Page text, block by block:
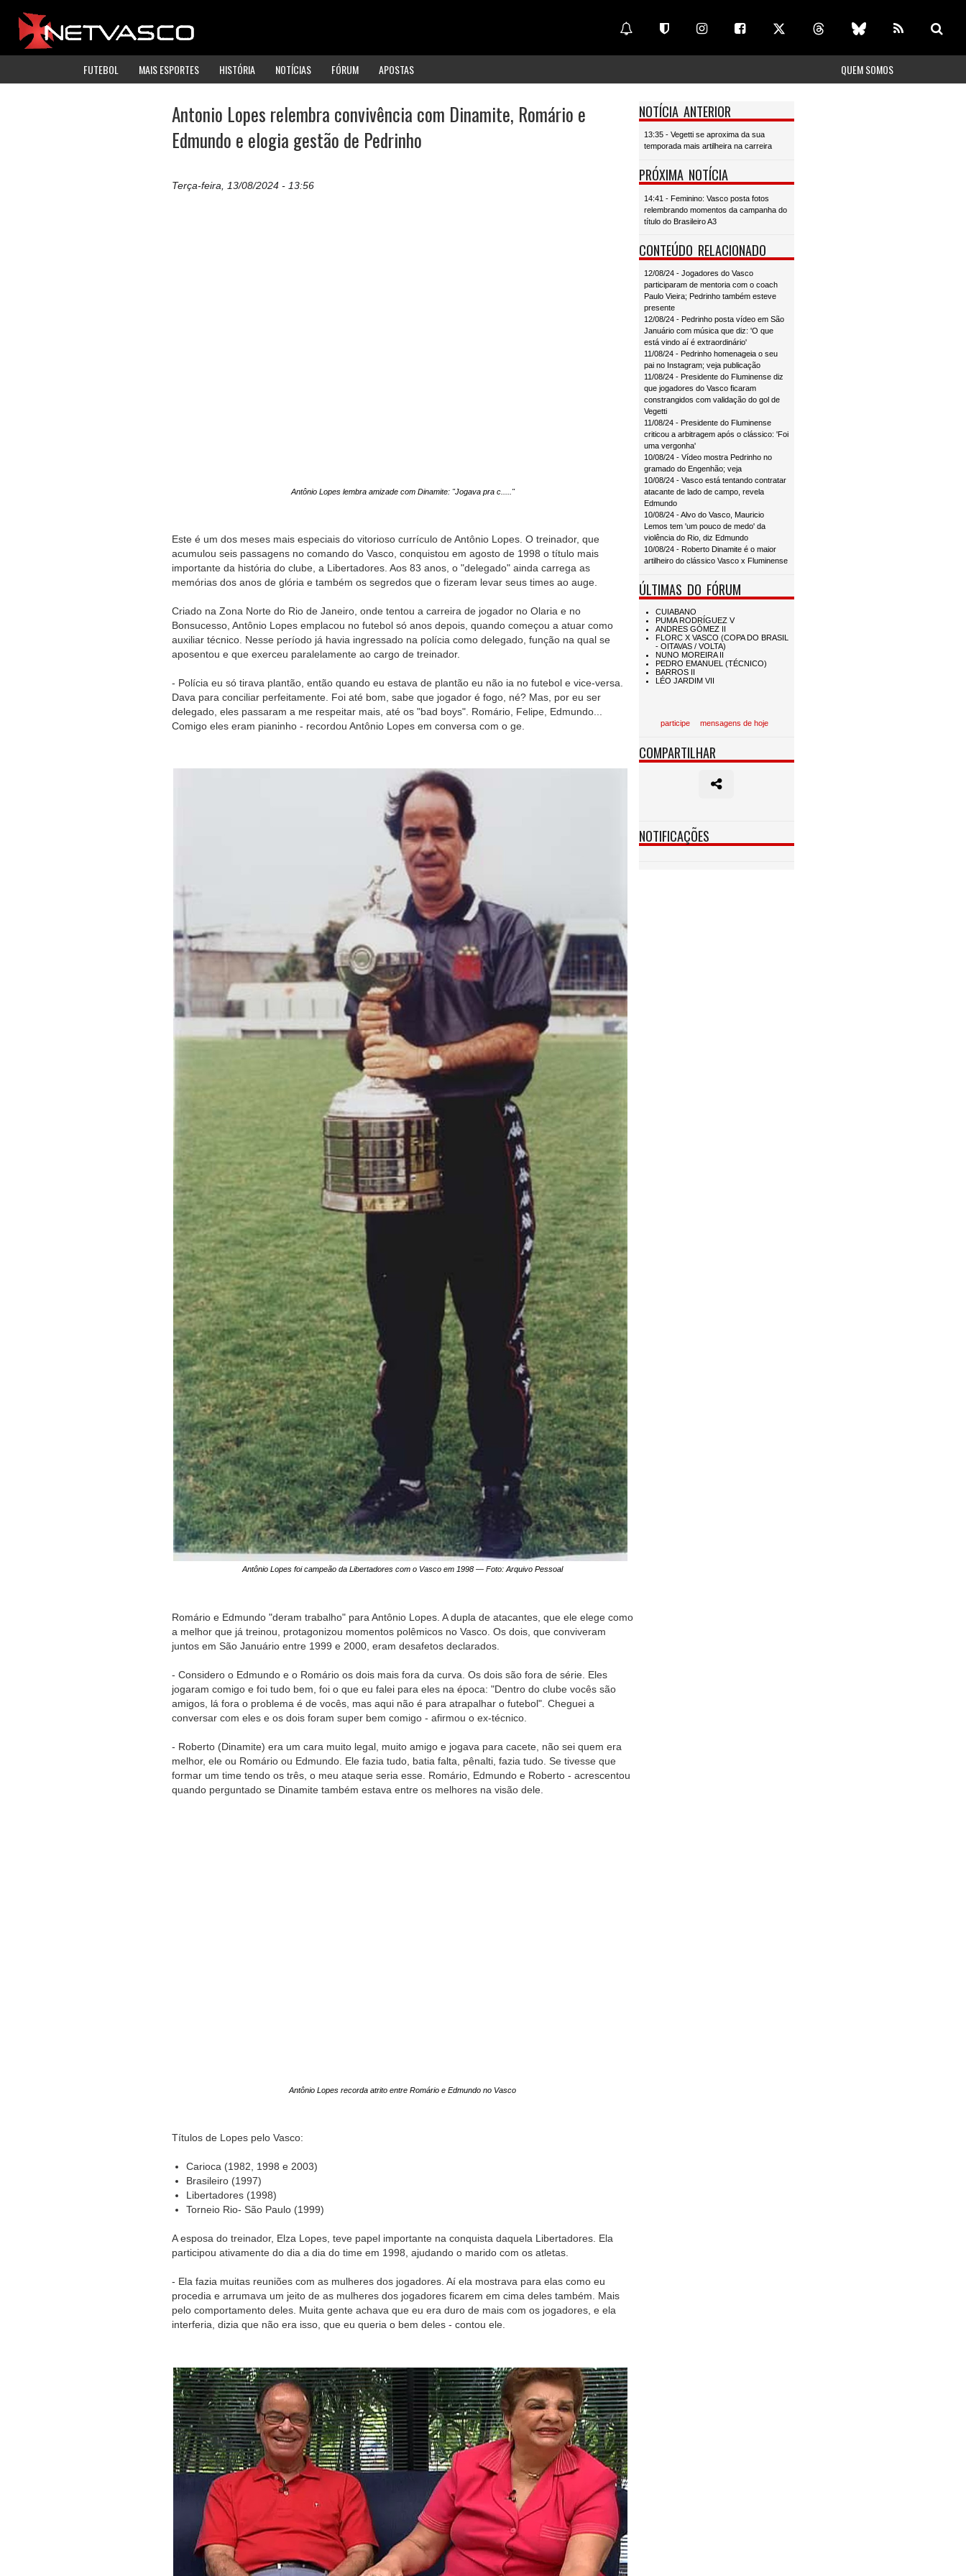
FUTEBOL MAIS ESPORTES HISTÓRIA NOTÍCIAS FÓRUM APOSTAS QUEM SOMOS
Antonio Lopes relembra convivência com Dinamite, Romário e
Edmundo e elogia gestão de Pedrinho
Terça-feira, 13/08/2024 - 13:56
Antônio Lopes lembra amizade com Dinamite: "Jogava pra c....."
Este é um dos meses mais especiais do vitorioso currículo de Antônio Lopes. O treinador, que
acumulou seis passagens no comando do Vasco, conquistou em agosto de 1998 o título mais
importante da história do clube, a Libertadores. Aos 83 anos, o "delegado" ainda carrega as
memórias dos anos de glória e também os segredos que o fizeram levar seus times ao auge.
Criado na Zona Norte do Rio de Janeiro, onde tentou a carreira de jogador no Olaria e no
Bonsucesso, Antônio Lopes emplacou no futebol só anos depois, quando começou a atuar como
auxiliar técnico. Nesse período já havia ingressado na polícia como delegado, função na qual se
aposentou e que exerceu paralelamente ao cargo de treinador.
- Polícia eu só tirava plantão, então quando eu estava de plantão eu não ia no futebol e vice-versa.
Dava para conciliar perfeitamente. Foi até bom, sabe que jogador é fogo, né? Mas, por eu ser
delegado, eles passaram a me respeitar mais, até os "bad boys". Romário, Felipe, Edmundo...
Comigo eles eram pianinho - recordou Antônio Lopes em conversa com o ge.
Antônio Lopes foi campeão da Libertadores com o Vasco em 1998 — Foto: Arquivo Pessoal
Romário e Edmundo "deram trabalho" para Antônio Lopes. A dupla de atacantes, que ele elege como
a melhor que já treinou, protagonizou momentos polêmicos no Vasco. Os dois, que conviveram
juntos em São Januário entre 1999 e 2000, eram desafetos declarados.
- Considero o Edmundo e o Romário os dois mais fora da curva. Os dois são fora de série. Eles
jogaram comigo e foi tudo bem, foi o que eu falei para eles na época: "Dentro do clube vocês são
amigos, lá fora o problema é de vocês, mas aqui não é para atrapalhar o futebol". Cheguei a
conversar com eles e os dois foram super bem comigo - afirmou o ex-técnico.
- Roberto (Dinamite) era um cara muito legal, muito amigo e jogava para cacete, não sei quem era
melhor, ele ou Romário ou Edmundo. Ele fazia tudo, batia falta, pênalti, fazia tudo. Se tivesse que
formar um time tendo os três, o meu ataque seria esse. Romário, Edmundo e Roberto - acrescentou
quando perguntado se Dinamite também estava entre os melhores na visão dele.
Antônio Lopes recorda atrito entre Romário e Edmundo no Vasco
Títulos de Lopes pelo Vasco:
Carioca (1982, 1998 e 2003)
Brasileiro (1997)
Libertadores (1998)
Torneio Rio- São Paulo (1999)
A esposa do treinador, Elza Lopes, teve papel importante na conquista daquela Libertadores. Ela
participou ativamente do dia a dia do time em 1998, ajudando o marido com os atletas.
- Ela fazia muitas reuniões com as mulheres dos jogadores. Aí ela mostrava para elas como eu
procedia e arrumava um jeito de as mulheres dos jogadores ficarem em cima deles também. Mais
pelo comportamento deles. Muita gente achava que eu era duro de mais com os jogadores, e ela
interferia, dizia que não era isso, que eu queria o bem deles - contou ele.
NOTÍCIA ANTERIOR
13:35 - Vegetti se aproxima da sua
temporada mais artilheira na carreira
PRÓXIMA NOTÍCIA
14:41 - Feminino: Vasco posta fotos
relembrando momentos da campanha do
título do Brasileiro A3
CONTEÚDO RELACIONADO
12/08/24 - Jogadores do Vasco
participaram de mentoria com o coach
Paulo Vieira; Pedrinho também esteve
presente
12/08/24 - Pedrinho posta vídeo em São
Januário com música que diz: 'O que
está vindo aí é extraordinário'
11/08/24 - Pedrinho homenageia o seu
pai no Instagram; veja publicação
11/08/24 - Presidente do Fluminense diz
que jogadores do Vasco ficaram
constrangidos com validação do gol de
Vegetti
11/08/24 - Presidente do Fluminense
criticou a arbitragem após o clássico: 'Foi
uma vergonha'
10/08/24 - Vídeo mostra Pedrinho no
gramado do Engenhão; veja
10/08/24 - Vasco está tentando contratar
atacante de lado de campo, revela
Edmundo
10/08/24 - Alvo do Vasco, Mauricio
Lemos tem 'um pouco de medo' da
violência do Rio, diz Edmundo
10/08/24 - Roberto Dinamite é o maior
artilheiro do clássico Vasco x Fluminense
ÚLTIMAS DO FÓRUM
participe mensagens de hoje
COMPARTILHAR
NOTIFICAÇÕES